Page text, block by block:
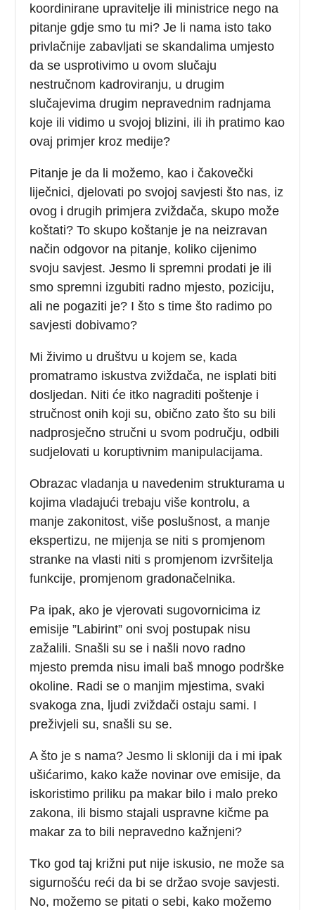
koordinirane upravitelje ili ministrice nego na
pitanje gdje smo tu mi? Je li nama isto tako
privlačnije zabavljati se skandalima umjesto
da se usprotivimo u ovom slučaju
nestručnom kadroviranju, u drugim
slučajevima drugim nepravednim radnjama
koje ili vidimo u svojoj blizini, ili ih pratimo kao
ovaj primjer kroz medije?
Pitanje je da li možemo, kao i čakovečki
liječnici, djelovati po svojoj savjesti što nas, iz
ovog i drugih primjera zviždača, skupo može
koštati? To skupo koštanje je na neizravan
način odgovor na pitanje, koliko cijenimo
svoju savjest. Jesmo li spremni prodati je ili
smo spremni izgubiti radno mjesto, poziciju,
ali ne pogaziti je? I što s time što radimo po
savjesti dobivamo?
Mi živimo u društvu u kojem se, kada
promatramo iskustva zviždača, ne isplati biti
dosljedan. Niti će itko nagraditi poštenje i
stručnost onih koji su, obično zato što su bili
nadprosječno stručni u svom području, odbili
sudjelovati u koruptivnim manipulacijama.
Obrazac vladanja u navedenim strukturama u
kojima vladajući trebaju više kontrolu, a
manje zakonitost, više poslušnost, a manje
ekspertizu, ne mijenja se niti s promjenom
stranke na vlasti niti s promjenom izvršitelja
funkcije, promjenom gradonačelnika.
Pa ipak, ako je vjerovati sugovornicima iz
emisije ”Labirint” oni svoj postupak nisu
zažalili. Snašli su se i našli novo radno
mjesto premda nisu imali baš mnogo podrške
okoline. Radi se o manjim mjestima, svaki
svakoga zna, ljudi zviždači ostaju sami. I
preživjeli su, snašli su se.
A što je s nama? Jesmo li skloniji da i mi ipak
ušićarimo, kako kaže novinar ove emisije, da
iskoristimo priliku pa makar bilo i malo preko
zakona, ili bismo stajali uspravne kičme pa
makar za to bili nepravedno kažnjeni?
Tko god taj križni put nije iskusio, ne može sa
sigurnošću reći da bi se držao svoje savjesti.
No, možemo se pitati o sebi, kako možemo